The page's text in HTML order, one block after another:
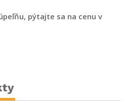
pýtajte sa na cenu v